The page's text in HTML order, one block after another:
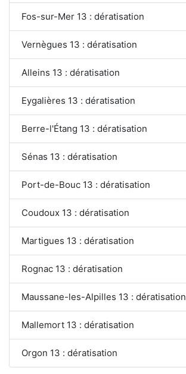
Fos-sur-Mer 13 : dératisation
Vernègues 13 : dératisation
Alleins 13 : dératisation
Eygalières 13 : dératisation
Berre-l'Étang 13 : dératisation
Sénas 13 : dératisation
Port-de-Bouc 13 : dératisation
Coudoux 13 : dératisation
Martigues 13 : dératisation
Rognac 13 : dératisation
Maussane-les-Alpilles 13 : dératisation
Mallemort 13 : dératisation
Orgon 13 : dératisation